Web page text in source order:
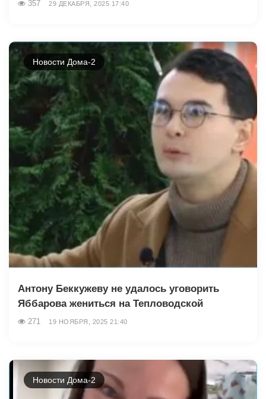
357 29 ДЕКАБРЯ, 2025 17:40
Новости Дома-2
Антону Беккужеву не удалось уговорить
Яббарова жениться на Тепловодской
271 19 НОЯБРЯ, 2025 21:40
Новости Дома-2